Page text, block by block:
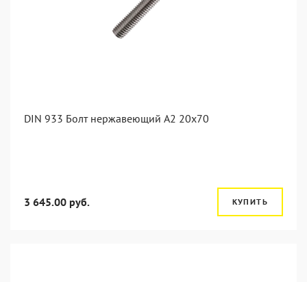
DIN 933 Болт нержавеющий А2 20х70
3 645.00 руб. КУПИТЬ